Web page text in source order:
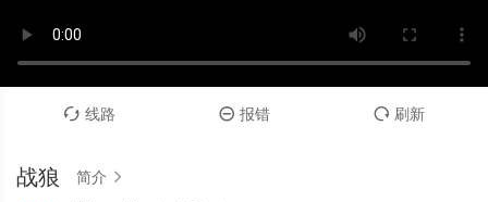
 线路  报错  刷新
战狼 简介 